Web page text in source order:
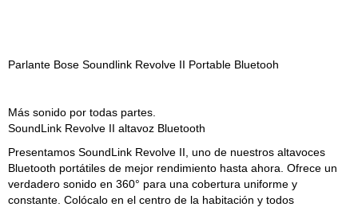
Parlante Bose Soundlink Revolve II Portable Bluetooh
Más sonido por todas partes.
SoundLink Revolve II altavoz Bluetooth
Presentamos SoundLink Revolve II, uno de nuestros altavoces
Bluetooth portátiles de mejor rendimiento hasta ahora. Ofrece un
verdadero sonido en 360° para una cobertura uniforme y
constante. Colócalo en el centro de la habitación y todos